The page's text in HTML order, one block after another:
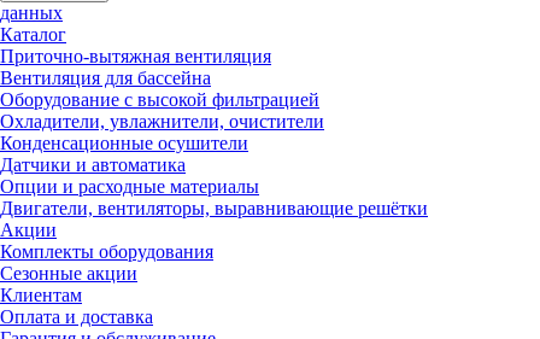
данных
Каталог
Приточно-вытяжная вентиляция
Вентиляция для бассейна
Оборудование с высокой фильтрацией
Охладители, увлажнители, очистители
Конденсационные осушители
Датчики и автоматика
Опции и расходные материалы
Двигатели, вентиляторы, выравнивающие решётки
Акции
Комплекты оборудования
Сезонные акции
Клиентам
Оплата и доставка